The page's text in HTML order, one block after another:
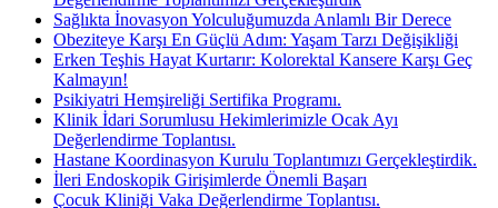
Sağlıkta İnovasyon Yolculuğumuzda Anlamlı Bir Derece
Obeziteye Karşı En Güçlü Adım: Yaşam Tarzı Değişikliği
Erken Teşhis Hayat Kurtarır: Kolorektal Kansere Karşı Geç
Kalmayın!
Psikiyatri Hemşireliği Sertifika Programı.
Klinik İdari Sorumlusu Hekimlerimizle Ocak Ayı
Değerlendirme Toplantısı.
Hastane Koordinasyon Kurulu Toplantımızı Gerçekleştirdik.
İleri Endoskopik Girişimlerde Önemli Başarı
Çocuk Kliniği Vaka Değerlendirme Toplantısı.